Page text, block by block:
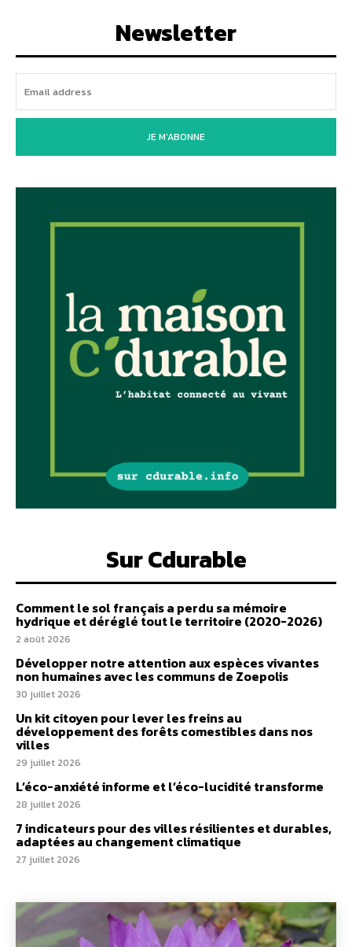
Newsletter
JE M'ABONNE
Sur Cdurable
Comment le sol français a perdu sa mémoire
hydrique et déréglé tout le territoire (2020-2026)
2 août 2026
Développer notre attention aux espèces vivantes
non humaines avec les communs de Zoepolis
30 juillet 2026
Un kit citoyen pour lever les freins au
développement des forêts comestibles dans nos
villes
29 juillet 2026
L’éco-anxiété informe et l’éco-lucidité transforme
28 juillet 2026
7 indicateurs pour des villes résilientes et durables,
adaptées au changement climatique
27 juillet 2026